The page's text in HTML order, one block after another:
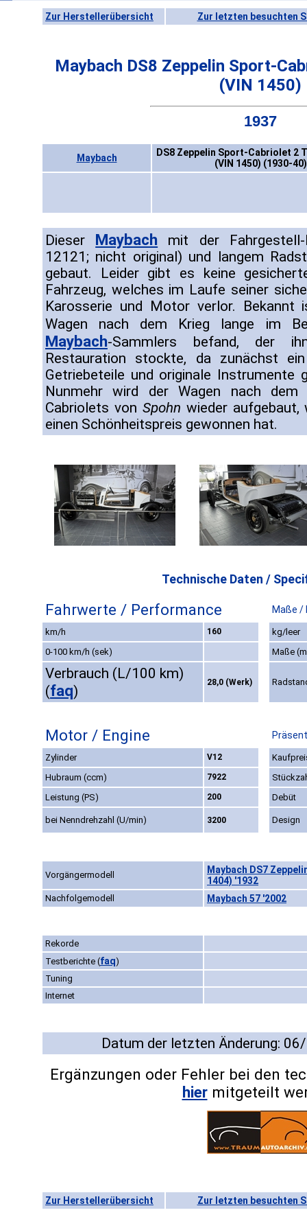
Zur Herstellerübersicht Zur letzten besuchten
Maybach DS8 Zeppelin Sport-
(VIN 1450)
1937
Maybach
DS8 Zeppelin Sport-Cabriolet 2
(VIN 1450) (1930-40)
Dieser Maybach mit der
12121; nicht original) und langem
gebaut. Leider gibt es keine
Fahrzeug, welches im Laufe seiner
Karosserie und Motor verlor. Bekannt
Wagen nach dem Krieg lange im
Maybach-Sammlers befand, der
Restauration stockte, da zunächst
Getriebeteile und originale Instrumente
Nunmehr wird der Wagen nach dem
Cabriolets von Spohn wieder
einen Schönheitspreis gewonnen hat.
Technische Daten /
Fahrwerte / Performance Maße /
km/h 160
kg/leer
0-100 km/h (sek)
Maße
Verbrauch (L/100 km)
(faq)
28,0 (Werk)
Motor / Engine
Zylinder V12
Hubraum (ccm)
7922
Leistung (PS)
200 Debüt
bei Nenndrehzahl (U/min) 3200 Design
Vorgängermodell
Maybach DS7
1404) '1932
Nachfolgemodell Maybach 57 '2002
Rekorde
Testberichte (faq)
Tuning
Internet
Datum der letzten Änderung:
Ergänzungen oder Fehler bei den
hiermitgeteilt
Zur Herstellerübersicht Zur letzten besuchten